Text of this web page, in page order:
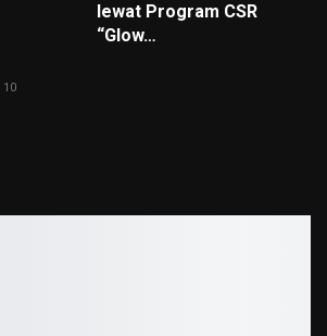
lewat Program CSR
“Glow…
10